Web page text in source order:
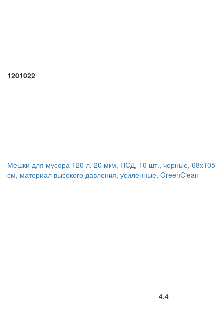
1201022
Мешки для мусора 120 л. 20 мкм, ПСД, 10 шт., черные, 68х105
см, материал высокого давления, усиленные, GreenClean
4.4